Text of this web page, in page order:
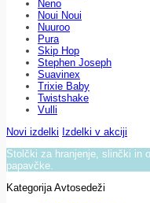
Neno
Noui Noui
Nuuroo
Pura
Skip Hop
Stephen Joseph
Suavinex
Trixie Baby
Twistshake
Vulli
Novi izdelki Izdelki v akciji
Stolčki za hranjenje, slinčki in
papavčke.
Kategorija Avtosedeži